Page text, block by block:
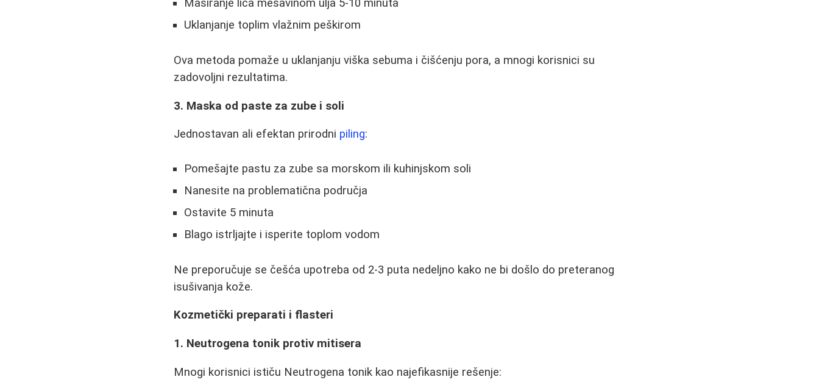
Masiranje lica mešavinom ulja 5-10 minuta
Uklanjanje toplim vlažnim peškirom
Ova metoda pomaže u uklanjanju viška sebuma i čišćenju pora, a mnogi korisnici su
zadovoljni rezultatima.
3. Maska od paste za zube i soli
Jednostavan ali efektan prirodni piling:
Pomešajte pastu za zube sa morskom ili kuhinjskom soli
Nanesite na problematična područja
Ostavite 5 minuta
Blago istrljajte i isperite toplom vodom
Ne preporučuje se češća upotreba od 2-3 puta nedeljno kako ne bi došlo do preteranog
isušivanja kože.
Kozmetički preparati i flasteri
1. Neutrogena tonik protiv mitisera
Mnogi korisnici ističu Neutrogena tonik kao najefikasnije rešenje: